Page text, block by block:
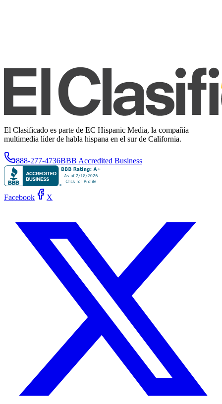
El Clasificado es parte de EC Hispanic Media, la compañía
multimedia líder de habla hispana en el sur de California.
888-277-4736BBB Accredited Business
Facebook X